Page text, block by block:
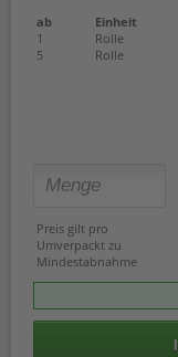
ab Einheit
1
Rolle
5
Rolle
Preis gilt pro
Umverpackt zu
Mindestabnahme